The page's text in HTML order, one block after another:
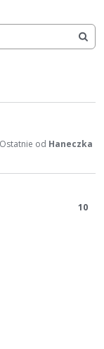
Ostatnie od Haneczka
10